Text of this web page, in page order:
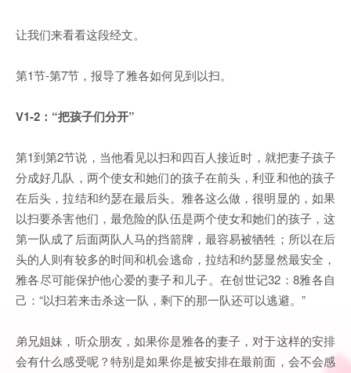
让我们来看看这段经文。
第1节-第7节，报导了雅各如何见到以扫。
V1-2：“把孩子们分开”
第1到第2节说，当他看见以扫和四百人接近时，就把妻子孩子
分成好几队，两个使女和她们的孩子在前头，利亚和他的孩子
在后头，拉结和约瑟在最后头。雅各这么做，很明显的，如果
以扫要杀害他们，最危险的队伍是两个使女和她们的孩子，这
第一队成了后面两队人马的挡箭牌，最容易被牺牲；所以在后
头的人则有较多的时间和机会逃命，拉结和约瑟显然最安全，
雅各尽可能保护他心爱的妻子和儿子。在创世记32：8雅各自
己：“以扫若来击杀这一队，剩下的那一队还可以逃避。”
弟兄姐妹，听众朋友，如果你是雅各的妻子，对于这样的安排
会有什么感受呢？特别是如果你是被安排在最前面，会不会感